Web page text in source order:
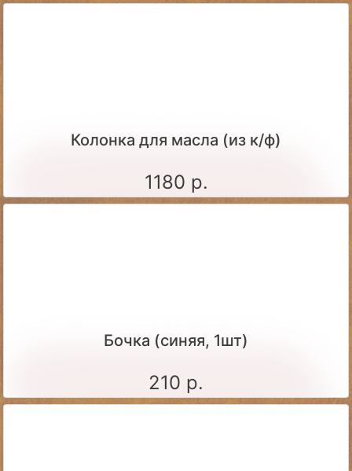
Колонка для масла (из к/ф)
1180 р.
Бочка (синяя, 1шт)
210 р.